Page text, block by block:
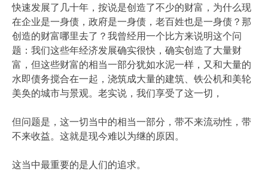
快速发展了几十年，按说是创造了不少的财富，为什么现
在企业是一身债，政府是一身债，老百姓也是一身债？那
创造的财富哪里去了？我曾经用一个比方来说明这个问
题：我们这些年经济发展确实很快，确实创造了大量财
富，但这些财富的相当一部分犹如水泥一样，又和大量的
水即债务搅合在一起，浇筑成大量的建筑、铁公机和美轮
美奂的城市与景观。老实说，我们享受了这一切，
但问题是，这一切当中的相当一部分，带不来流动性，带
不来收益。这就是现今难以为继的原因。
这当中最重要的是人们的追求。